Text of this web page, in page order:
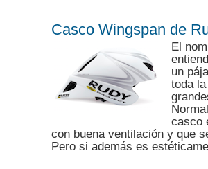
Casco Wingspan de
El
un
toda
casco
con buena ventilación y que
Pero si además es